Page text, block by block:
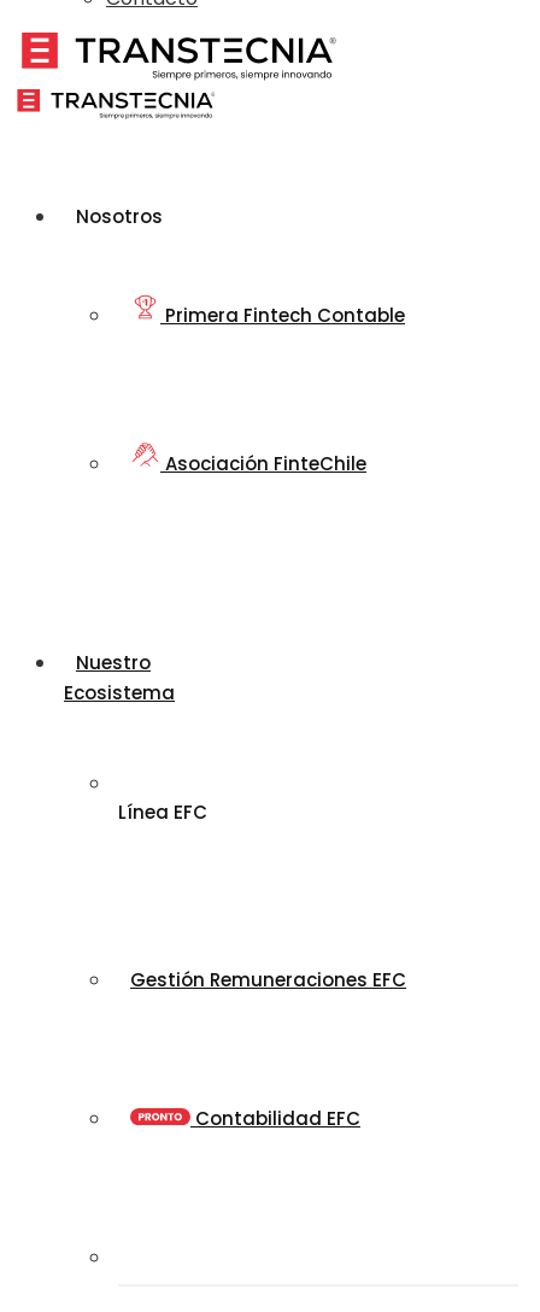
Nosotros
Primera Fintech Contable
Asociación FinteChile
Nuestro
Ecosistema
Línea EFC
Gestión Remuneraciones EFC
Contabilidad EFC